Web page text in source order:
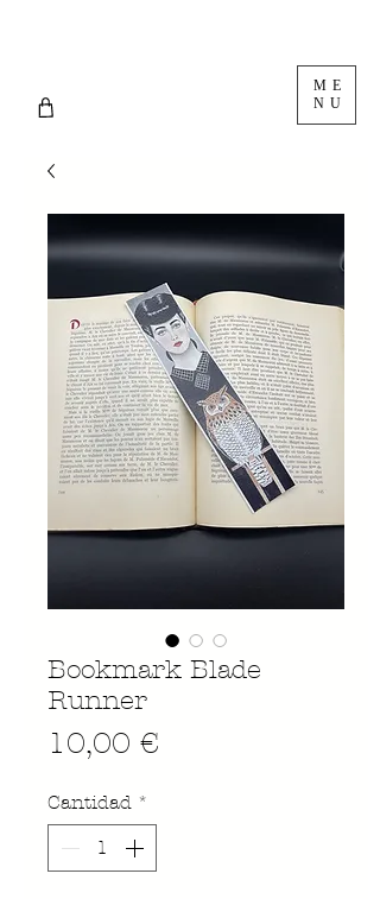
ME
NU
Bookmark Blade
Runner
10,00 €
Cantidad *